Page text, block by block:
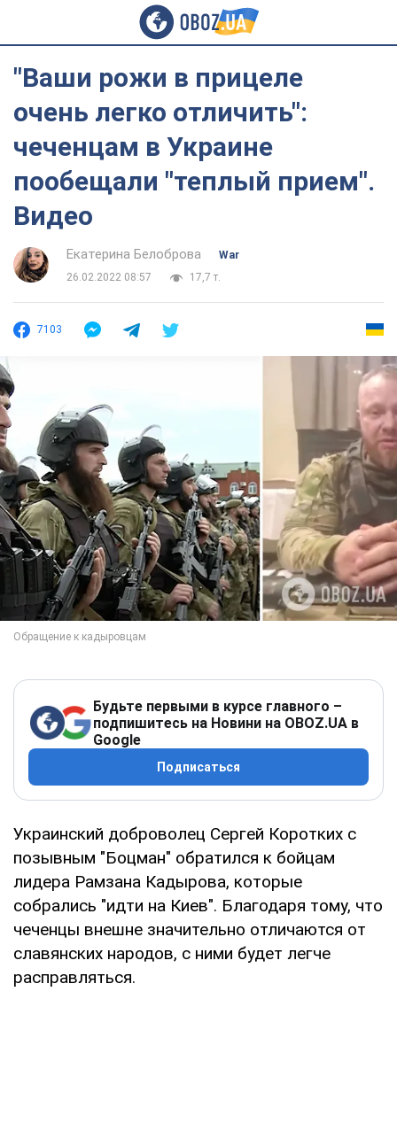
"Ваши рожи в прицеле
очень легко отличить":
чеченцам в Украине
пообещали "теплый прием".
Видео
Екатерина Белоброва
War
26.02.2022 08:57
17,7 т.
7103
Будьте первыми в курсе главного –
подпишитесь на Новини на OBOZ.UA в
Google
Подписаться
Украинский доброволец Сергей Коротких с
позывным "Боцман" обратился к бойцам
лидера Рамзана Кадырова, которые
собрались "идти на Киев". Благодаря тому, что
чеченцы внешне значительно отличаются от
славянских народов, с ними будет легче
расправляться.